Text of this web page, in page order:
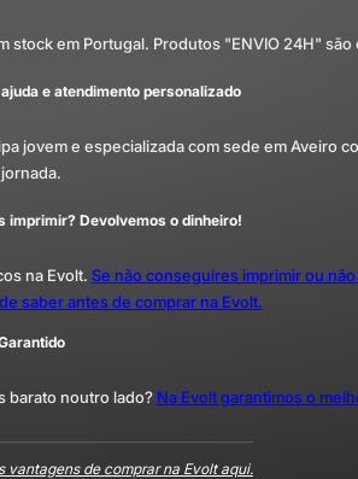
stock em Portugal. Produtos "ENVIO 24H"
e atendimento personalizado
jovem e especializada com sede em Aveiro
imprimir? Devolvemos o dinheiro!
na Evolt. Se não conseguires imprimir ou
saber antes de comprar na Evolt.
barato noutro lado? Na Evolt garantimos o
vantagens de comprar na Evolt aqui.